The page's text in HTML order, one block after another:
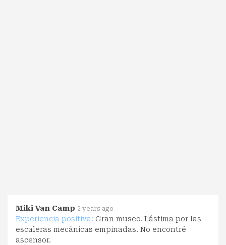
Miki Van Camp 2 years ago
Experiencia positiva: Gran museo. Lástima por las
escaleras mecánicas empinadas. No encontré
ascensor.